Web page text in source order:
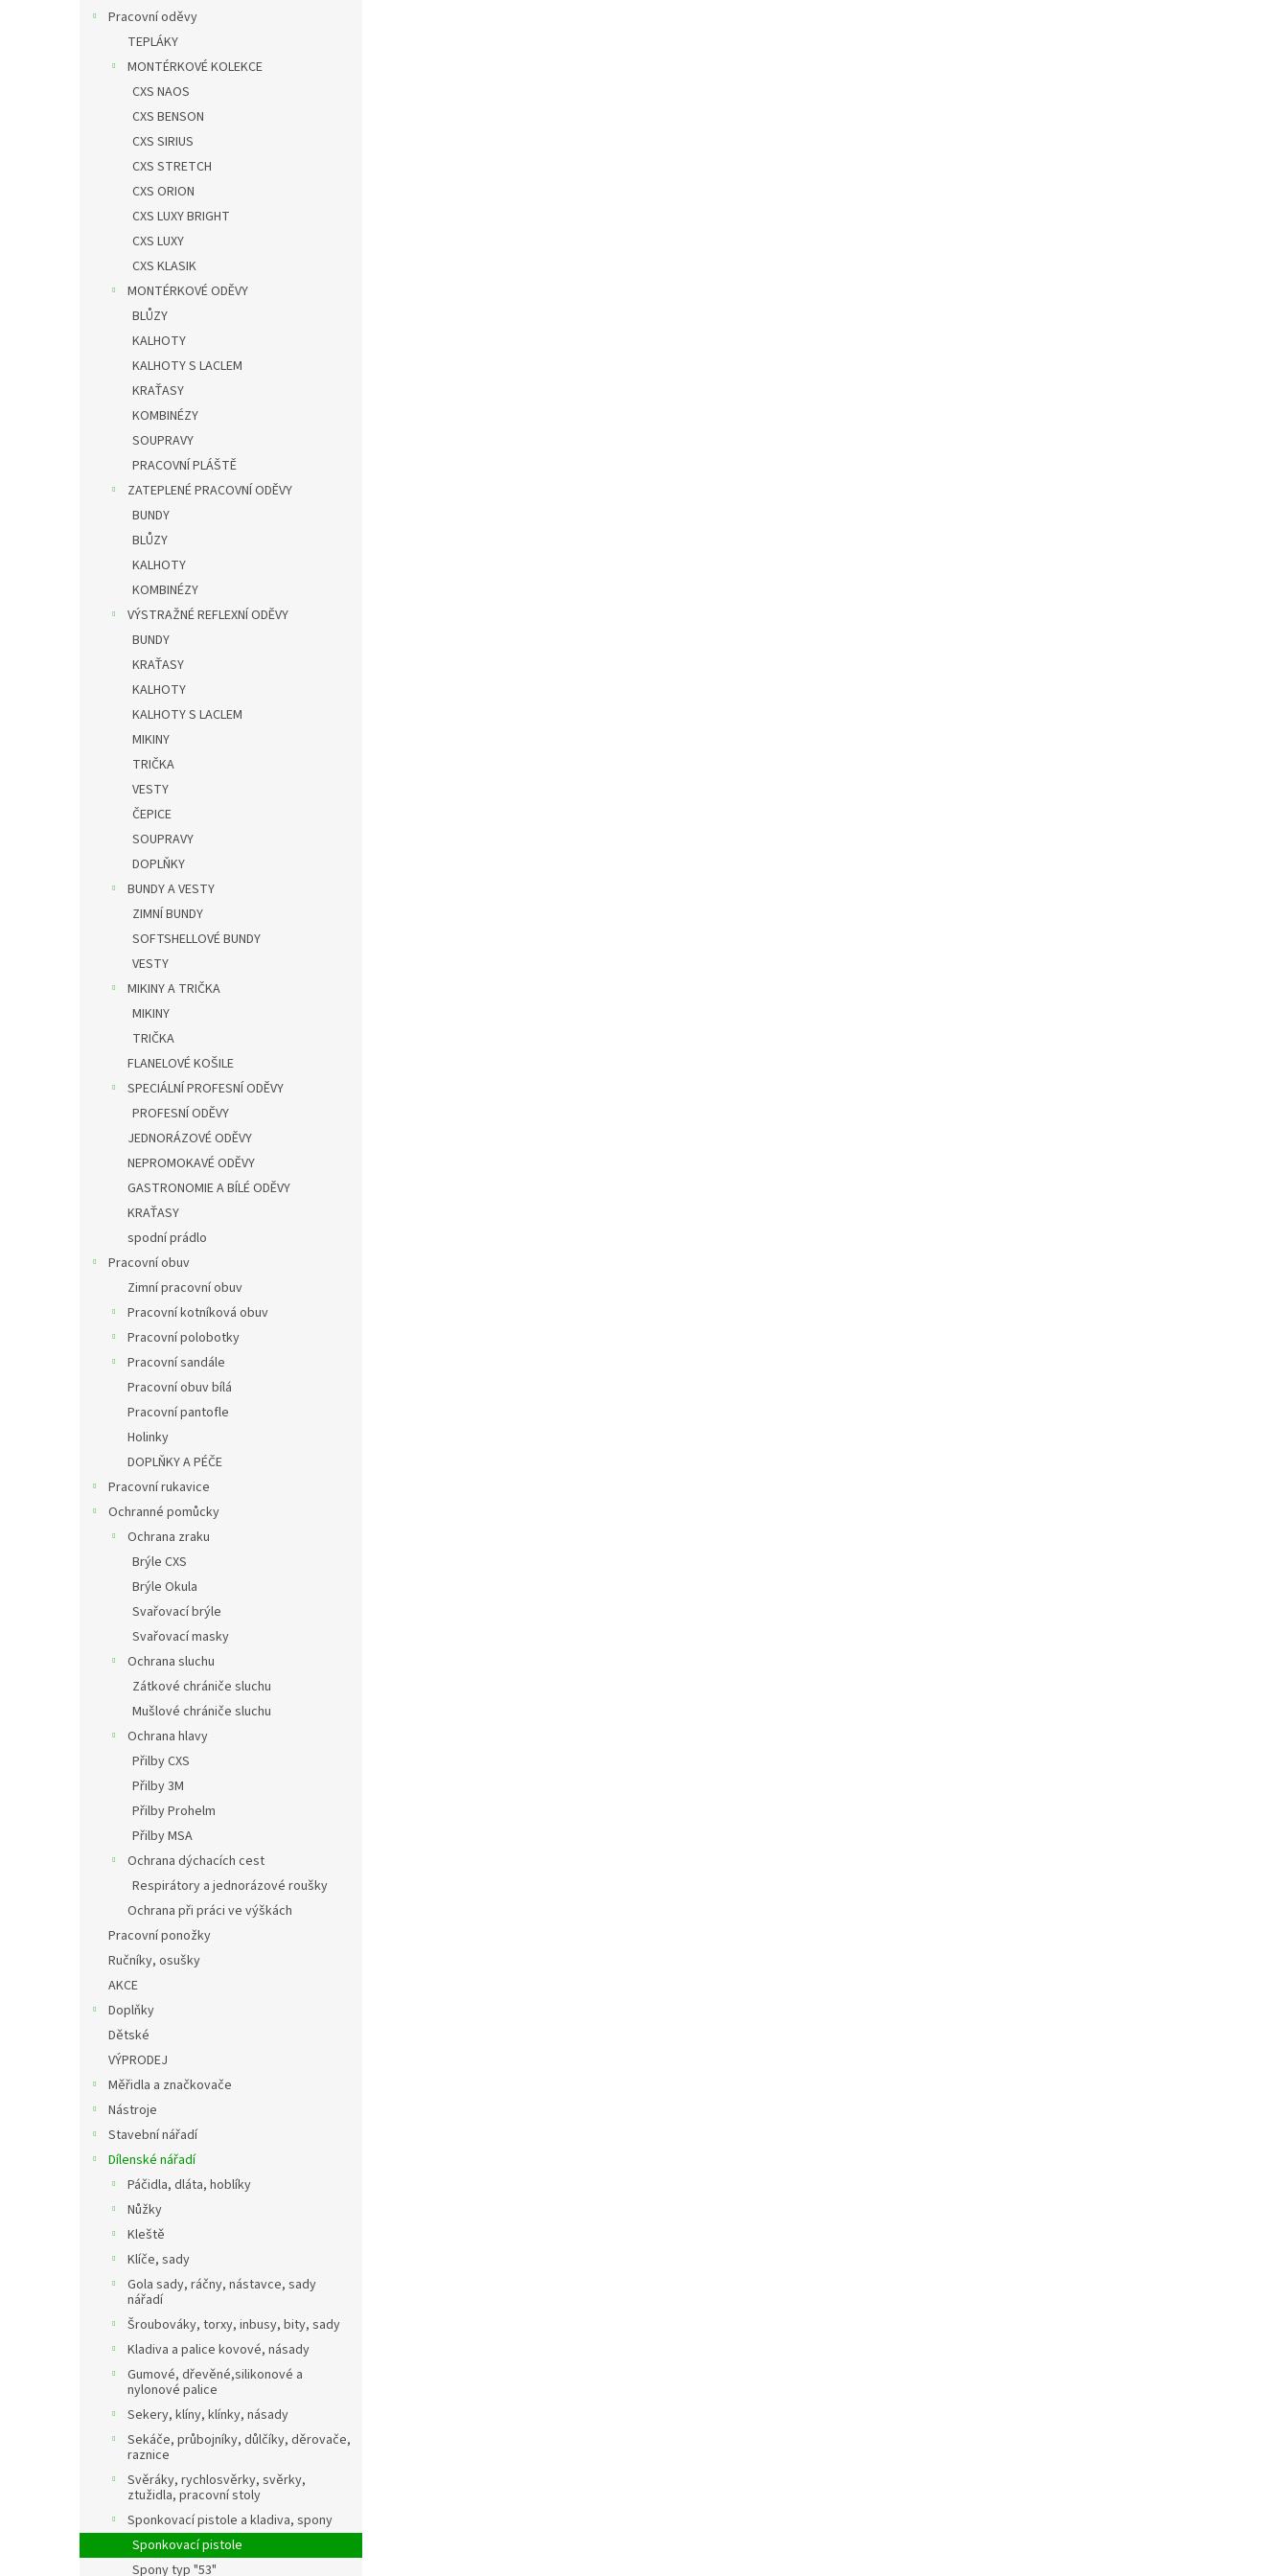
Pracovní oděvy
TEPLÁKY
MONTÉRKOVÉ KOLEKCE
CXS NAOS
CXS BENSON
CXS SIRIUS
CXS STRETCH
CXS ORION
CXS LUXY BRIGHT
CXS LUXY
CXS KLASIK
MONTÉRKOVÉ ODĚVY
BLŮZY
KALHOTY
KALHOTY S LACLEM
KRAŤASY
KOMBINÉZY
SOUPRAVY
PRACOVNÍ PLÁŠTĚ
ZATEPLENÉ PRACOVNÍ ODĚVY
BUNDY
BLŮZY
KALHOTY
KOMBINÉZY
VÝSTRAŽNÉ REFLEXNÍ ODĚVY
BUNDY
KRAŤASY
KALHOTY
KALHOTY S LACLEM
MIKINY
TRIČKA
VESTY
ČEPICE
SOUPRAVY
DOPLŇKY
BUNDY A VESTY
ZIMNÍ BUNDY
SOFTSHELLOVÉ BUNDY
VESTY
MIKINY A TRIČKA
MIKINY
TRIČKA
FLANELOVÉ KOŠILE
SPECIÁLNÍ PROFESNÍ ODĚVY
PROFESNÍ ODĚVY
JEDNORÁZOVÉ ODĚVY
NEPROMOKAVÉ ODĚVY
GASTRONOMIE A BÍLÉ ODĚVY
KRAŤASY
spodní prádlo
Pracovní obuv
Zimní pracovní obuv
Pracovní kotníková obuv
Pracovní polobotky
Pracovní sandále
Pracovní obuv bílá
Pracovní pantofle
Holinky
DOPLŇKY A PÉČE
Pracovní rukavice
Ochranné pomůcky
Ochrana zraku
Brýle CXS
Brýle Okula
Svařovací brýle
Svařovací masky
Ochrana sluchu
Zátkové chrániče sluchu
Mušlové chrániče sluchu
Ochrana hlavy
Přilby CXS
Přilby 3M
Přilby Prohelm
Přilby MSA
Ochrana dýchacích cest
Respirátory a jednorázové roušky
Ochrana při práci ve výškách
Pracovní ponožky
Ručníky, osušky
AKCE
Doplňky
Dětské
VÝPRODEJ
Měřidla a značkovače
Nástroje
Stavební nářadí
Dílenské nářadí
Páčidla, dláta, hoblíky
Nůžky
Kleště
Klíče, sady
Gola sady, ráčny, nástavce, sady
nářadí
Šroubováky, torxy, inbusy, bity, sady
Kladiva a palice kovové, násady
Gumové, dřevěné,silikonové a
nylonové palice
Sekery, klíny, klínky, násady
Sekáče, průbojníky, důlčíky, děrovače,
raznice
Svěráky, rychlosvěrky, svěrky,
ztužidla, pracovní stoly
Sponkovací pistole a kladiva, spony
Sponkovací pistole
Spony typ "53"